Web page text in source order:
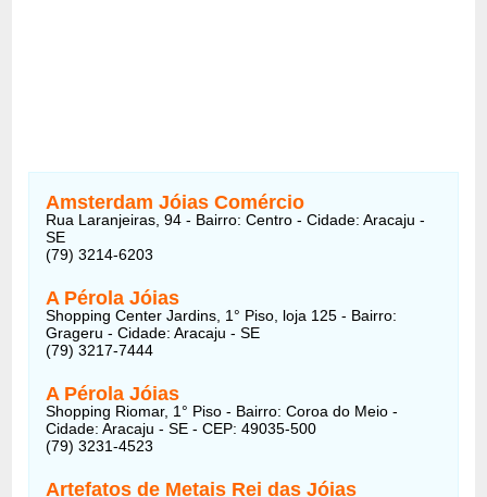
Amsterdam Jóias Comércio
Rua Laranjeiras, 94 - Bairro: Centro - Cidade: Aracaju -
SE
(79) 3214-6203
A Pérola Jóias
Shopping Center Jardins, 1° Piso, loja 125 - Bairro:
Grageru - Cidade: Aracaju - SE
(79) 3217-7444
A Pérola Jóias
Shopping Riomar, 1° Piso - Bairro: Coroa do Meio -
Cidade: Aracaju - SE - CEP: 49035-500
(79) 3231-4523
Artefatos de Metais Rei das Jóias